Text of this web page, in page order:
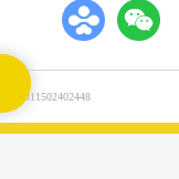
31011502402448